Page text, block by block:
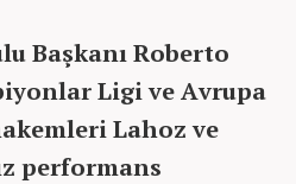
Başkanı Roberto
Ligi ve Avrupa
Lahoz ve
performans